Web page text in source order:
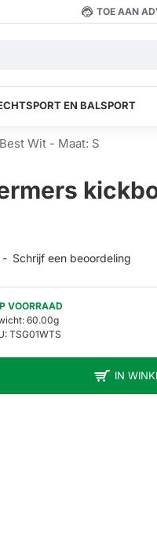
TOE AAN
EN BALSPORT
Wit - Maat: S
- Schrijf een beoordeling
VOORRAAD
60.00g
TSG01WTS
IN